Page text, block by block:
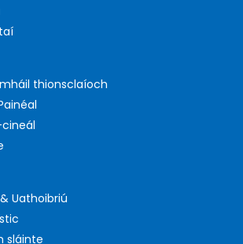
thionsclaíoch
cineál
Uathoibriú
sláinte